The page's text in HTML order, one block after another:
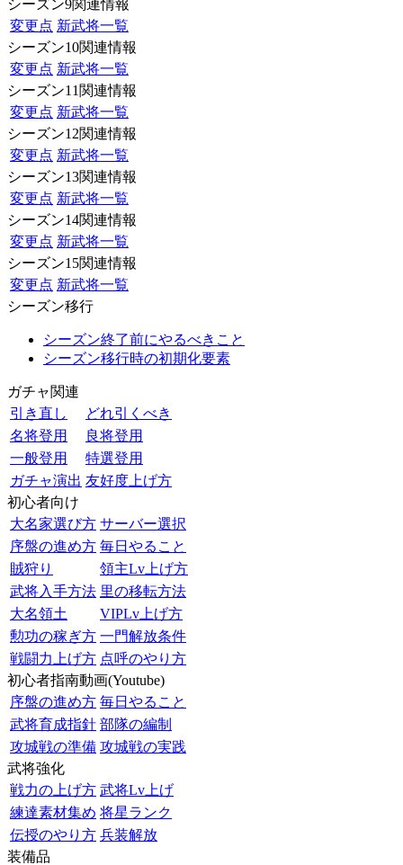
シーズン9関連情報
変更点 新武将一覧
シーズン10関連情報
変更点 新武将一覧
シーズン11関連情報
変更点 新武将一覧
シーズン12関連情報
変更点 新武将一覧
シーズン13関連情報
変更点 新武将一覧
シーズン14関連情報
変更点 新武将一覧
シーズン15関連情報
変更点 新武将一覧
シーズン移行
シーズン終了前にやるべきこと
シーズン移行時の初期化要素
ガチャ関連
引き直し
どれ引くべき
名将登用
良将登用
一般登用
特選登用
ガチャ演出 友好度上げ方
初心者向け
大名家選び方 サーバー選択
序盤の進め方 毎日やること
賊狩り
領主Lv上げ方
武将入手方法 里の移転方法
大名領土
VIPLv上げ方
勲功の稼ぎ方 一門解放条件
戦闘力上げ方 点呼のやり方
初心者指南動画(Youtube)
序盤の進め方 毎日やること
武将育成指針 部隊の編制
攻城戦の準備 攻城戦の実践
武将強化
戦力の上げ方 武将Lv上げ
練達素材集め 将星ランク
伝授のやり方 兵装解放
装備品